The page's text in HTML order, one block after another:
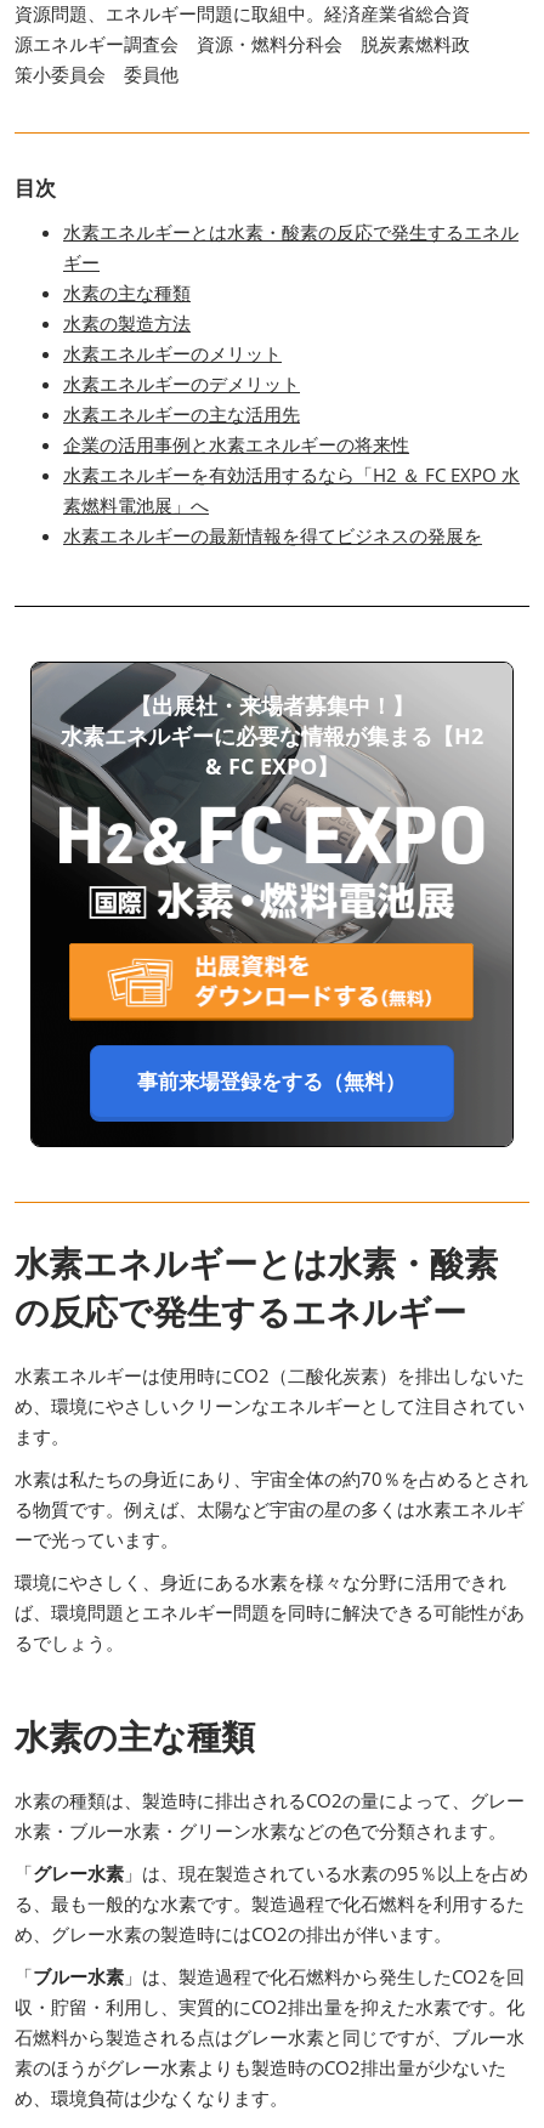
資源問題、エネルギー問題に取組中。経済産業省総合資
源エネルギー調査会 資源・燃料分科会 脱炭素燃料政
策小委員会 委員他
目次
水素エネルギーとは水素・酸素の反応で発生するエネル
ギー
水素の主な種類
水素の製造方法
水素エネルギーのメリット
水素エネルギーのデメリット
水素エネルギーの主な活用先
企業の活用事例と水素エネルギーの将来性
水素エネルギーを有効活用するなら「H2 ＆ FC EXPO 水
素燃料電池展」へ
水素エネルギーの最新情報を得てビジネスの発展を
【出展社・来場者募集中！】
水素エネルギーに必要な情報が集まる【H2
& FC EXPO】
事前来場登録をする（無料）
水素エネルギーとは水素・酸素
の反応で発生するエネルギー
水素エネルギーは使用時にCO2（二酸化炭素）を排出しないた
め、環境にやさしいクリーンなエネルギーとして注目されてい
ます。
水素は私たちの身近にあり、宇宙全体の約70％を占めるとされ
る物質です。例えば、太陽など宇宙の星の多くは水素エネルギ
ーで光っています。
環境にやさしく、身近にある水素を様々な分野に活用できれ
ば、環境問題とエネルギー問題を同時に解決できる可能性があ
るでしょう。
水素の主な種類
水素の種類は、製造時に排出されるCO2の量によって、グレー
水素・ブルー水素・グリーン水素などの色で分類されます。
「グレー水素 」は、現在製造されている水素の95％以上を占め
る、最も一般的な水素です。製造過程で化石燃料を利用するた
め、グレー水素の製造時にはCO2の排出が伴います。
「ブルー水素 」は、製造過程で化石燃料から発生したCO2を回
収・貯留・利用し、実質的にCO2排出量を抑えた水素です。化
石燃料から製造される点はグレー水素と同じですが、ブルー水
素のほうがグレー水素よりも製造時のCO2排出量が少ないた
め、環境負荷は少なくなります。